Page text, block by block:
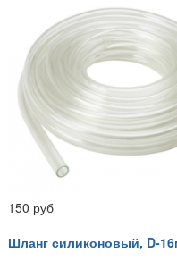
150 руб
Шланг силиконовый, D-